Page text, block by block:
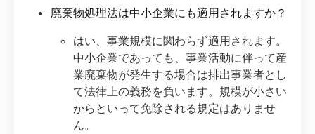
廃棄物処理法は中小企業にも適用されますか？
はい、事業規模に関わらず適用されます。
中小企業であっても、事業活動に伴って産
業廃棄物が発生する場合は排出事業者とし
て法律上の義務を負います。規模が小さい
からといって免除される規定はありませ
ん。